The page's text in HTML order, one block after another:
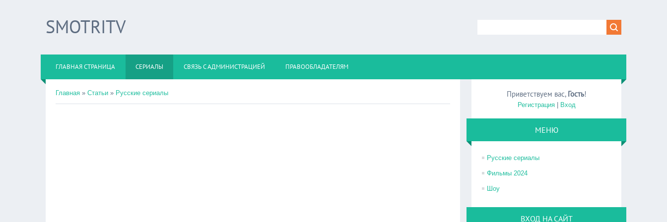
SMOTRITV
ГЛАВНАЯ СТРАНИЦА СЕРИАЛЫ СВЯЗЬ С АДМИНИСТРАЦИЕЙ ПРАВООБЛАДАТЕЛЯМ
Главная » Статьи » Русские сериалы Приветствуем вас, Гость!
Регистрация| Вход
МЕНЮ
Русские сериалы
Фильмы 2024
Шоу
ВХОД НА САЙТ